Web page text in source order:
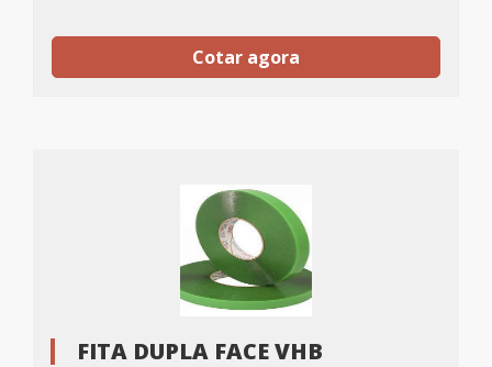
Cotar agora
FITA DUPLA FACE VHB